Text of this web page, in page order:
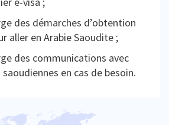
des démarches d’obtention
aller en Arabie Saoudite ;
des communications avec
en cas de besoin.